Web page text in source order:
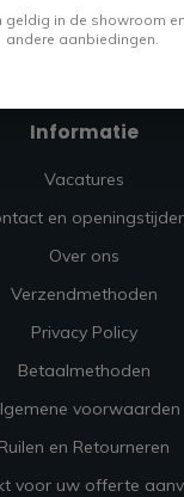
Informatie
Vacatures
en
Over ons
Verzendmethoden
Privacy Policy
Betaalmethoden
voorwaarden
Ruilen en Retourneren
voor uw offerte
geldig in de showroom
andere aanbiedingen.